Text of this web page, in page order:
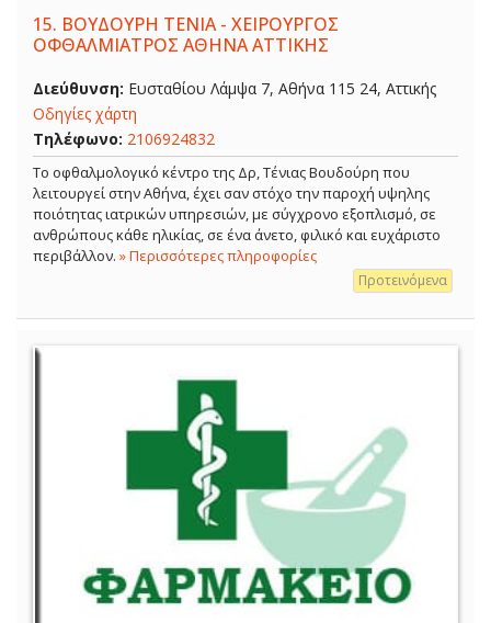
15. ΒΟΥΔΟΥΡΗ ΤΕΝΙΑ - ΧΕΙΡΟΥΡΓΟΣ
ΟΦΘΑΛΜΙΑΤΡΟΣ ΑΘΗΝΑ ΑΤΤΙΚΗΣ
Διεύθυνση: Ευσταθίου Λάμψα 7, Αθήνα 115 24, Αττικής
Οδηγίες χάρτη
Τηλέφωνο: 2106924832
Το οφθαλμολογικό κέντρο της Δρ, Τένιας Βουδούρη που
λειτουργεί στην Αθήνα, έχει σαν στόχο την παροχή υψηλης
ποιότητας ιατρικών υπηρεσιών, με σύγχρονο εξοπλισμό, σε
ανθρώπους κάθε ηλικίας, σε ένα άνετο, φιλικό και ευχάριστο
περιβάλλον. » Περισσότερες πληροφορίες
Προτεινόμενα